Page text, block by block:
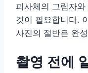
피사체의 그림자
것이 필요합니다.
사진의 절반은 완
촬영 전에